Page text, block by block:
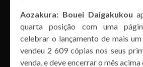
Aozakura: Bouei Daigakukou
quarta posição com uma
celebrar o lançamento de mais
vendeu 2 609 cópias nos seus
venda, e deve encerrar o mês acima